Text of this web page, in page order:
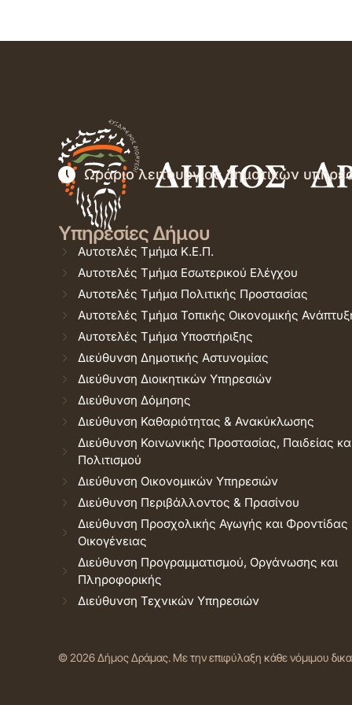
Ωράριο λειτουργίας δημοτικών
Υπηρεσίες Δήμου
Αυτοτελές Τμήμα Κ.Ε.Π.
Αυτοτελές Τμήμα Εσωτερικού Ελέγχου
Αυτοτελές Τμήμα Πολιτικής Προστασίας
Αυτοτελές Τμήμα Τοπικής Οικονομικής
Αυτοτελές Τμήμα Υποστήριξης
Διεύθυνση Δημοτικής Αστυνομίας
Διεύθυνση Διοικητικών Υπηρεσιών
Διεύθυνση Δόμησης
Διεύθυνση Καθαριότητας & Ανακύκλωσης
Διεύθυνση Κοινωνικής Προστασίας, Παιδείας
Πολιτισμού
Διεύθυνση Οικονομικών Υπηρεσιών
Διεύθυνση Περιβάλλοντος & Πρασίνου
Διεύθυνση Προσχολικής Αγωγής και Φροντίδας
Οικογένειας
Διεύθυνση Προγραμματισμού, Οργάνωσης και
Πληροφορικής
Διεύθυνση Τεχνικών Υπηρεσιών
© 2026 Δήμος Δράμας. Με την επιφύλαξη κάθε νόμιμου